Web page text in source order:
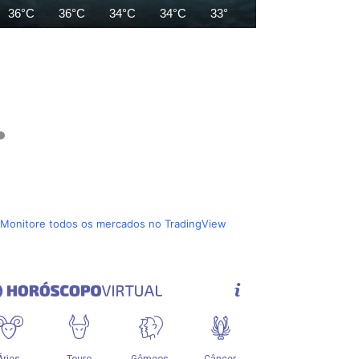
36°C 36°C 34°C 34°C 33°C
Monitore todos os mercados no TradingView